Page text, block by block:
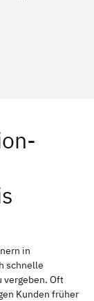
in
schnelle
vergeben. Oft
Kunden früher